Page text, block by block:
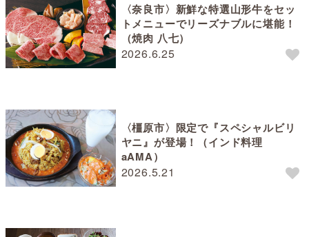
2026.6.25
〈奈良市〉新鮮な特選山形牛をセッ
トメニューでリーズナブルに堪能！
（焼肉 八七）
2026.5.21
〈橿原市〉限定で『スペシャルビリ
ヤニ』が登場！（インド料理
aAMA）